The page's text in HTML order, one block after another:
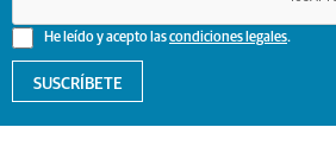
He leído y acepto lascondiciones legales.
SUSCRÍBETE